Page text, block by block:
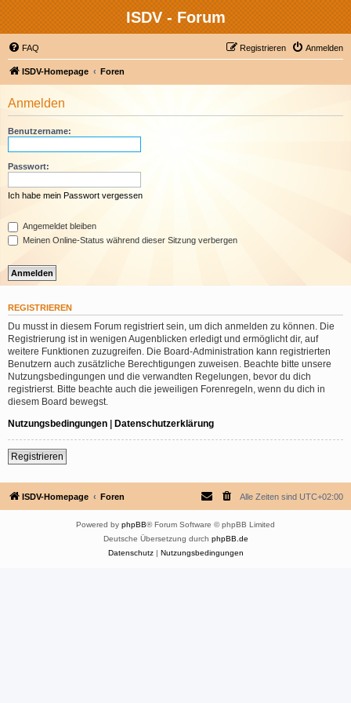
ISDV - Forum
FAQ Anmelden
Registrieren
ISDV-Homepage Foren
Anmelden
Benutzername:
Passwort:
Ich habe mein Passwort vergessen
Angemeldet bleiben
Meinen Online-Status während dieser Sitzung verbergen
REGISTRIEREN
Du musst in diesem Forum registriert sein, um dich anmelden zu können. Die
Registrierung ist in wenigen Augenblicken erledigt und ermöglicht dir, auf
weitere Funktionen zuzugreifen. Die Board-Administration kann registrierten
Benutzern auch zusätzliche Berechtigungen zuweisen. Beachte bitte unsere
Nutzungsbedingungen und die verwandten Regelungen, bevor du dich
registrierst. Bitte beachte auch die jeweiligen Forenregeln, wenn du dich in
diesem Board bewegst.
Nutzungsbedingungen | Datenschutzerklärung
Registrieren
ISDV-Homepage Foren Alle Zeiten sind UTC+02:00
Powered by phpBB® Forum Software © phpBB Limited
Deutsche Übersetzung durch phpBB.de
Datenschutz| Nutzungsbedingungen